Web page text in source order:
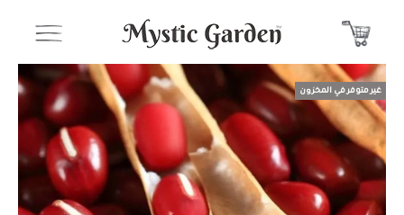
غير متوفر في المخزون